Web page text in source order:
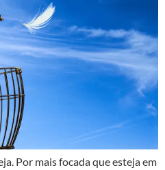
Por mais focada que esteja em